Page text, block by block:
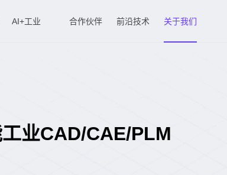
AI+工业 合作伙伴 前沿技术 关于我们
业CAD/CAE/PLM